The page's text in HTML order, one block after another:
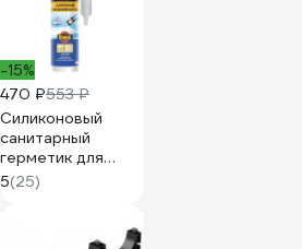
-15%
470 ₽553 ₽
Силиконовый
санитарный
герметик для
ванной и кухни
Момент белый
5(25)